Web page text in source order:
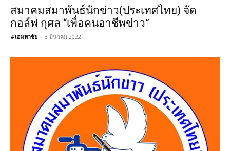
สมาคมสมาพันธ์นักข่าว(ประเทศไทย) จัด
กอล์ฟ กุศล “เพื่อคนอาชีพข่าว”
#เอมหาชัย - 3 มีนาคม 2022